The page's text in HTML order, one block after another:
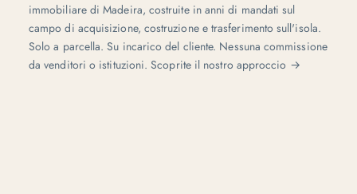
immobiliare di Madeira, costruite in anni di mandati sul
campo di acquisizione, costruzione e trasferimento sull'isola.
Solo a parcella. Su incarico del cliente. Nessuna commissione
da venditori o istituzioni.Scoprite il nostro approccio →